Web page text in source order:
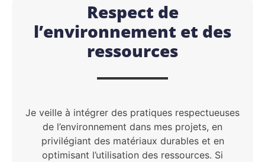
Respect de
l’environnement et des
ressources
Je veille à intégrer des pratiques respectueuses
de l’environnement dans mes projets, en
privilégiant des matériaux durables et en
optimisant l’utilisation des ressources. Si